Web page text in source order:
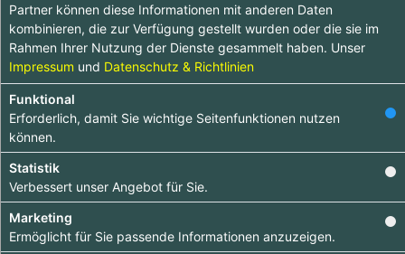
Jährliche Zahlung
Partner können diese Informationen mit anderen Daten
kombinieren, die zur Verfügung gestellt wurden oder die sie im
Rahmen Ihrer Nutzung der Dienste gesammelt haben. Unser
Impressum und Datenschutz & Richtlinien
Funktional
Erforderlich, damit Sie wichtige Seitenfunktionen nutzen
können.
Statistik
Verbessert unser Angebot für Sie.
Marketing
Ermöglicht für Sie passende Informationen anzuzeigen.